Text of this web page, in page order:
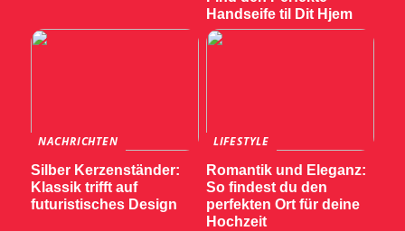
Handseife til Dit Hjem
NACHRICHTEN
Silber Kerzenständer:
Klassik trifft auf
futuristisches Design
LIFESTYLE
Romantik und Eleganz:
So findest du den
perfekten Ort für deine
Hochzeit